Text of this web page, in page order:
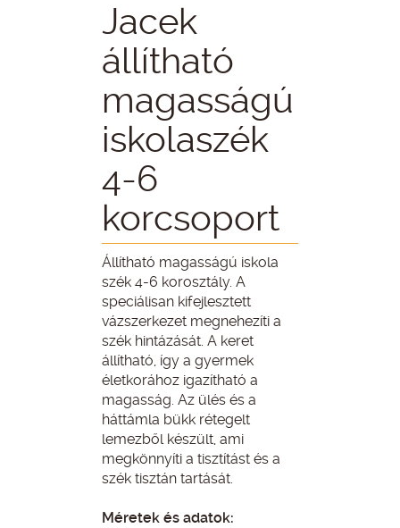
Jacek
állítható
magasságú
iskolaszék
4-6
korcsoport
Állítható magasságú iskola
szék 4-6 korosztály. A
speciálisan kifejlesztett
vázszerkezet megnehezíti a
szék hintázását. A keret
állítható, így a gyermek
életkorához igazítható a
magasság. Az ülés és a
háttámla bükk rétegelt
lemezből készült, ami
megkönnyíti a tisztítást és a
szék tisztán tartását.
Méretek és adatok: